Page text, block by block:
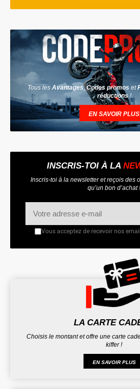
Tous les Avantages,Codes promos et
réductions !
EN SAVOIR PLUS
INSCRIS-TOI À LA
Inscris-toi à la newsletter et reçois des
qu’un bon d’achat !
Vous acceptez de recevoir nos
LA CARTE
Choisis le montant et offre une carte
kiffer !
EN SAVOIR PLUS